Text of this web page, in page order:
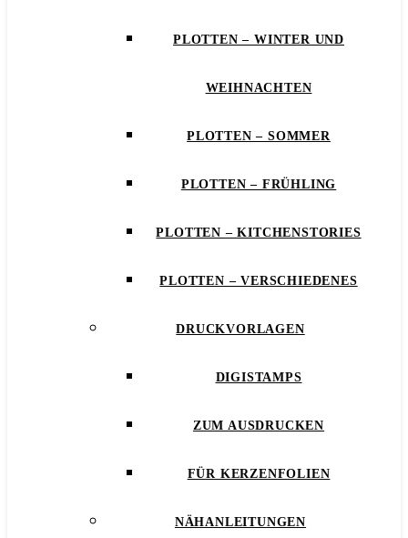
PLOTTEN – WINTER UND
WEIHNACHTEN
PLOTTEN – SOMMER
PLOTTEN – FRÜHLING
PLOTTEN – KITCHENSTORIES
PLOTTEN – VERSCHIEDENES
DRUCKVORLAGEN
DIGISTAMPS
ZUM AUSDRUCKEN
FÜR KERZENFOLIEN
NÄHANLEITUNGEN